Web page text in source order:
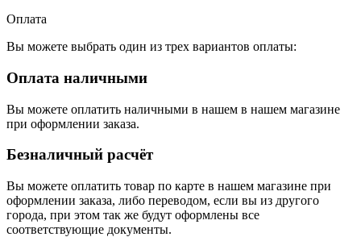
Оплата
Вы можете выбрать один из трех вариантов оплаты:
Оплата наличными
Вы можете оплатить наличными в нашем в нашем магазине
при оформлении заказа.
Безналичный расчёт
Вы можете оплатить товар по карте в нашем магазине при
оформлении заказа, либо переводом, если вы из другого
города, при этом так же будут оформлены все
соответствующие документы.